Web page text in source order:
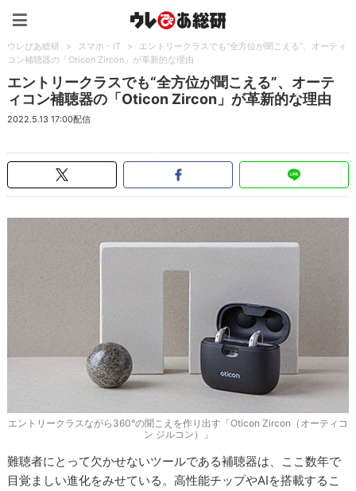
ウレぴあ総研 > スマホ・IT >
エントリークラスでも“全方位が聞こえる”、オーティ
コン補聴器の「Oticon Zircon」が革新的な理由
エントリークラスでも“全方位が聞こえる”、オーテ
ィコン補聴器の「Oticon Zircon」が革新的な理由
2022.5.13 17:00配信
エントリークラスながら360°の聞こえを作り出す「Oticon Zircon（オーティコ
ン ジルコン）」
難聴者にとって欠かせないツールである補聴器は、ここ数年で
目覚ましい進化をみせている。高性能チップやAIを搭載するこ